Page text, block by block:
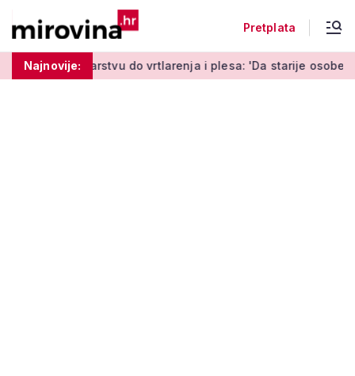
Pretplata
Najnovije:
do vrtlarenja i plesa: 'Da starije osobe ne ostavimo same'